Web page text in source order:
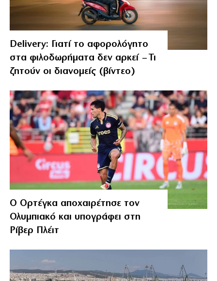
Delivery: Γιατί το αφορολόγητο
στα φιλοδωρήματα δεν αρκεί – Τι
ζητούν οι διανομείς (βίντεο)
Ο Ορτέγκα αποχαιρέτησε τον
Ολυμπιακό και υπογράφει στη
Ρίβερ Πλέιτ